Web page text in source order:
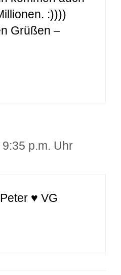
:))))
Grüßen –
p.m. Uhr
♥ VG